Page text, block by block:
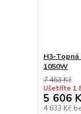
H3-
1050W
7 463 Kč
Ušetříte 1
5 606
4 633 Kč